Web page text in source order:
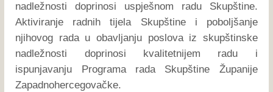
nadležnosti doprinosi uspješnom radu Skupštine.
Aktiviranje radnih tijela Skupštine i poboljšanje
njihovog rada u obavljanju poslova iz skupštinske
nadležnosti doprinosi kvalitetnijem radu i
ispunjavanju Programa rada Skupštine Županije
Zapadnohercegovačke.